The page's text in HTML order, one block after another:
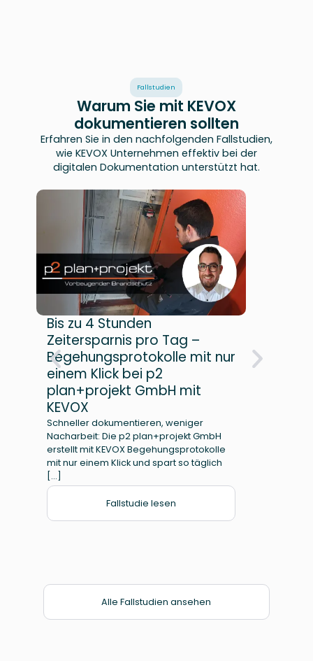
Fallstudien
Warum Sie mit KEVOX
dokumentieren sollten
Erfahren Sie in den nachfolgenden Fallstudien,
wie KEVOX Unternehmen effektiv bei der
digitalen Dokumentation unterstützt hat.
Bis zu 4 Stunden
Zeitersparnis pro Tag –
Begehungsprotokolle mit nur
einem Klick bei p2
plan+projekt GmbH mit
KEVOX
Schneller dokumentieren, weniger
Nacharbeit: Die p2 plan+projekt GmbH
erstellt mit KEVOX Begehungsprotokolle
mit nur einem Klick und spart so täglich
[…]
Fallstudie lesen
Alle Fallstudien ansehen